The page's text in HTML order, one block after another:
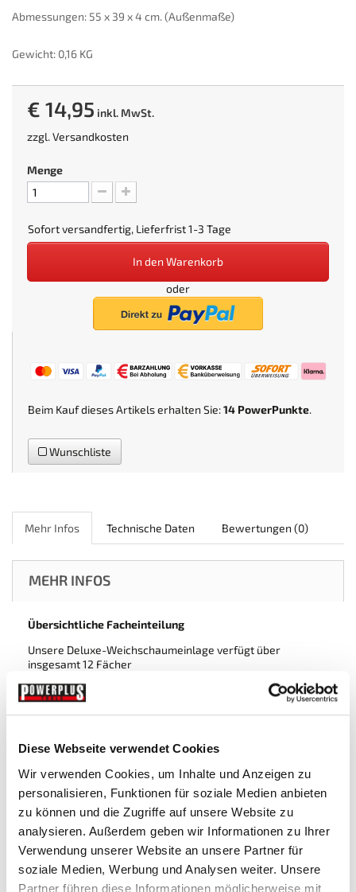
Diese Webseite verwendet Cookies
Wir verwenden Cookies, um Inhalte und Anzeigen zu
personalisieren, Funktionen für soziale Medien anbieten
zu können und die Zugriffe auf unsere Website zu
analysieren. Außerdem geben wir Informationen zu Ihrer
Verwendung unserer Website an unsere Partner für
soziale Medien, Werbung und Analysen weiter. Unsere
Partner führen diese Informationen möglicherweise mit
Abmessungen: 55 x 39 x 4 cm. (Außenmaße)
Gewicht: 0,16 KG
€ 14,95 inkl. MwSt.
zzgl.Versandkosten
Menge
Sofort versandfertig, Lieferfrist 1-3 Tage
In den Warenkorb
oder
Beim Kauf dieses Artikels erhalten Sie:14 PowerPunkte.
Wunschliste
Mehr Infos Technische Daten Bewertungen (0)
MEHR INFOS
Übersichtliche Facheinteilung
Unsere Deluxe-Weichschaumeinlage verfügt über
insgesamt 12 Fächer
cm und
- 6 kleinere Fächer mit den Maßen 11,7 x 7,5 x 3,5 cm.
Ihnen, Ihre Werkzeuge optimal zu sortieren und sofort das
Robuster EVA-Schaumstoff für besten Schutz
Hergestellt aus hochwertigem EVA-Schaumstoff (Ethylen-
Vinyl-Acetat) mit geschlossener Zellstruktur, bietet diese
Einlage herausragende Stoßdämpfung und Schutz für Ihre
wertvollen Werkzeuge. Der Schaumstoff ist weich und
flexibel, absorbiert Stöße zuverlässig und bewahrt Ihre
Werkzeuge vor Beschädigungen.